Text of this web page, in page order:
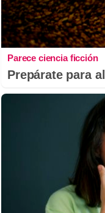
Parece ciencia ficción
Prepárate para